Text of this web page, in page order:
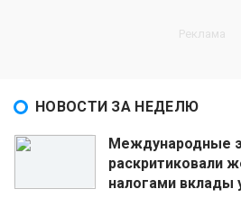
НОВОСТИ ЗА НЕДЕЛЮ
Международные
раскритиковали
налогами вклады